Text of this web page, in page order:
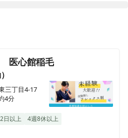
鬼高ウェルズ21 A号室
ション新茂原
ョン市川
医心館稲毛
三丁目4-17
4分
日以上
4週8休以上